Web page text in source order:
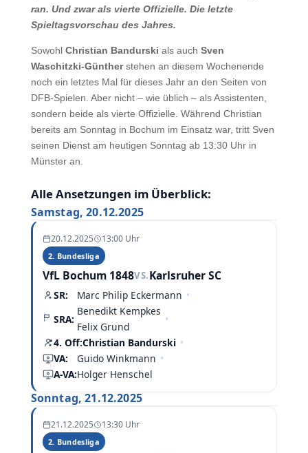
ran. Und zwar als vierte Offizielle. Die letzte
Spieltagsvorschau des Jahres.
Sowohl Christian Bandurski als auch Sven
Waschitzki-Güntherstehen an diesem Wochenende
noch ein letztes Mal für dieses Jahr an den Seiten von
DFB-Spielen. Aber nicht – wie üblich – als Assistenten,
sondern beide als vierte Offizielle. Während Christian
bereits am Sonntag in Bochum im Einsatz war, tritt Sven
seinen Dienst am heutigen Sonntag ab 13:30 Uhr in
Münster an.
Alle Ansetzungen im Überblick:
Samstag, 20.12.2025
20.12.2025 13:00 Uhr
2. Bundesliga
VfL Bochum 1848VS.Karlsruher SC
SR: Marc Philip Eckermann •
SRA:
Benedikt Kempkes
Felix Grund
•
4. Off:Christian Bandurski •
VA:
Guido Winkmann •
A-VA:Holger Henschel
Sonntag, 21.12.2025
21.12.2025 13:30 Uhr
2. Bundesliga